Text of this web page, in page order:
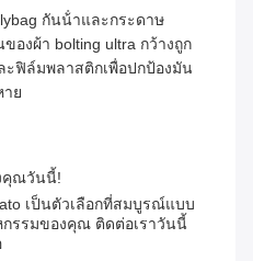
กันน้ําและกระดาษ
องผ้า bolting ultra กว้างถูก
ฟิล์มพลาสติกเพื่อปกป้องมัน
ย
คุณวันนี้!
เป็นตัวเลือกที่สมบูรณ์แบบ
รรมของคุณ ติดต่อเราวันนี้